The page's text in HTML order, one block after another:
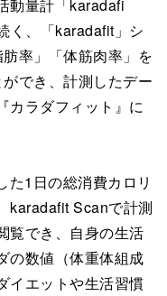
動量計「karadafi
く、「karadafit」シ
率」「体筋肉率」を
でき、計測したデー
カラダフィット』に
1日の総消費カロリ
karadafit Scanで計測
覧でき、自身の生活
の数値（体重体組成
イエットや生活習慣